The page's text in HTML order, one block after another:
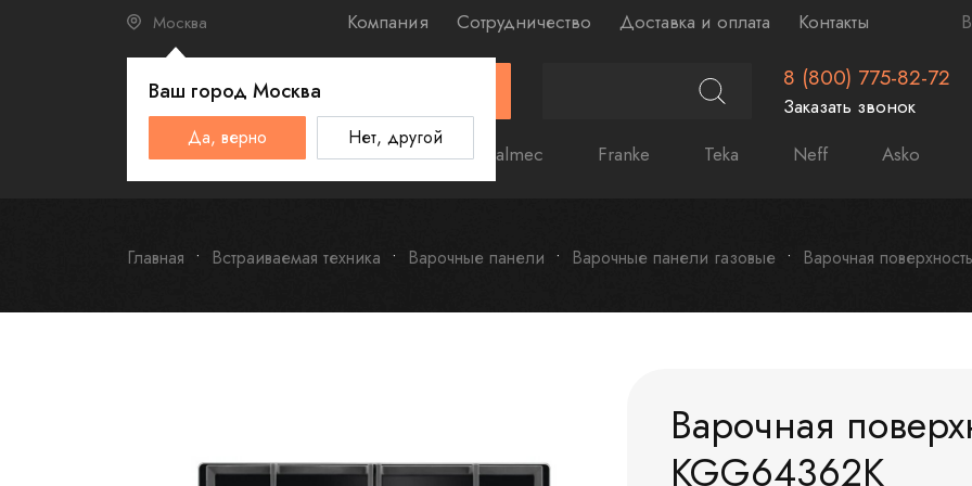
Москва
Ваш город Москва
Да, верно Нет, другой
Компания Сотрудничество Доставка и оплата Контакты
8 (800) 775-82-72
Заказать звонок
Schulthess Smeg Omoikiri Falmec Franke Teka Neff Asko
Главная Встраиваемая техника Варочные панели Варочные панели газовые Варочная
Варочная
KGG64362K